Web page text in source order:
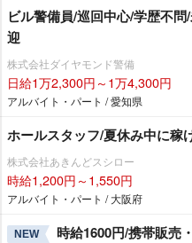
ビル警備員/巡回中心/学歴不
迎
株式会社ダイヤモンド警備
日給1万2,300円～1万4,300円
アルバイト・パート / 愛知県
ホールスタッフ/夏休み中に稼
株式会社あきんどスシロー
時給1,200円～1,550円
アルバイト・パート / 大阪府
NEW
時給1600円/携帯販売